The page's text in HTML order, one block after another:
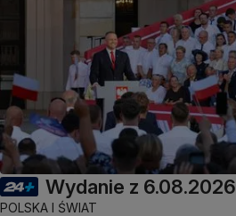
Wydanie z 6.08.2026
POLSKA I ŚWIAT